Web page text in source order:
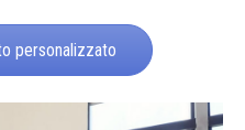
personalizzato